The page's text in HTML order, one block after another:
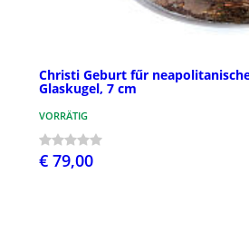
Christi Geburt fűr
Glaskugel, 7 cm
VORRÄTIG
€ 79,00